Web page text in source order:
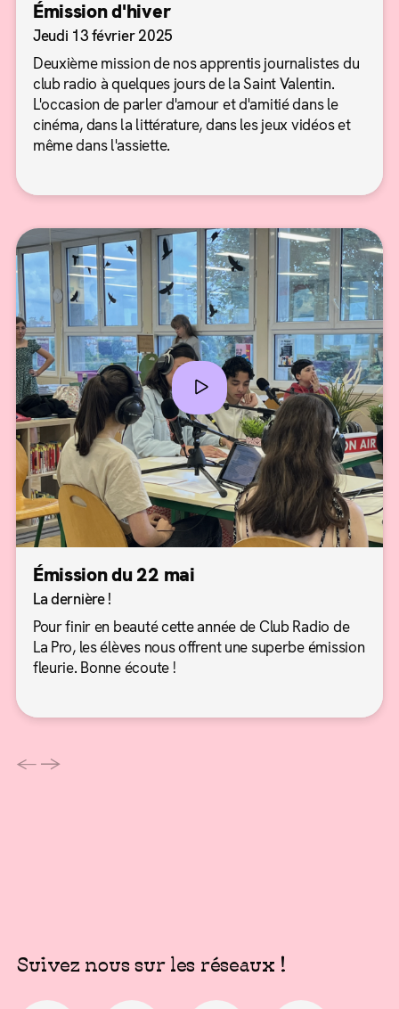
Émission d'hiver
Jeudi 13 février 2025
Deuxième mission de nos apprentis journalistes du
club radio à quelques jours de la Saint Valentin.
L'occasion de parler d'amour et d'amitié dans le
cinéma, dans la littérature, dans les jeux vidéos et
même dans l'assiette.
Émission du 22 mai
La dernière !
Pour finir en beauté cette année de Club Radio de
La Pro, les élèves nous offrent une superbe émission
fleurie. Bonne écoute !
←→
Suivez nous sur les réseaux !